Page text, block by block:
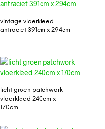
vintage vloerkleed
antraciet 391cm x 294cm
licht groen patchwork
vloerkleed 240cm x
170cm